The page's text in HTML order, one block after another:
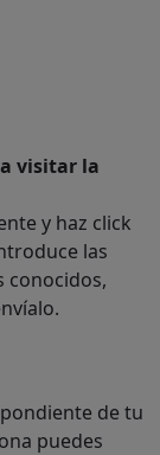
visitar la
y haz click
las
conocidos,
de tu
puedes